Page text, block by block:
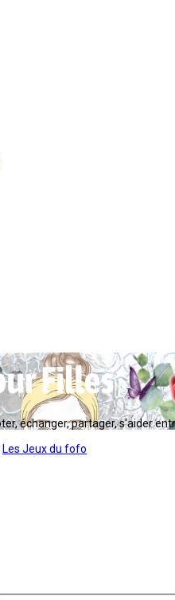
échanger, partager, s'aider
Les Jeux du fofo